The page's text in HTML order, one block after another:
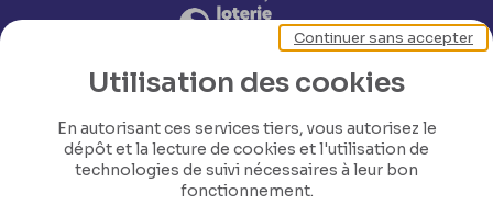
Utilisation des cookies
En autorisant ces services tiers, vous autorisez le
dépôt et la lecture de cookies et l'utilisation de
technologies de suivi nécessaires à leur bon
fonctionnement.
Continuer sans accepter